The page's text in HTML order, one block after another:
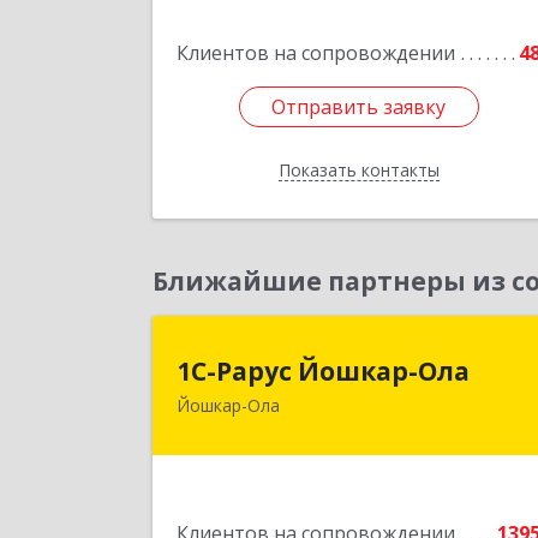
Клиентов на сопровождении
Отправить заявку
Показать контакты
Отправить заявку
Назад
Ближайшие партнеры из
1С-Рарус Йошкар-Ола
Йошкар-Ола
1С-Рарус Йошкар-Ола
424004, Марий Эл Респ, Йошкар-Ола г,